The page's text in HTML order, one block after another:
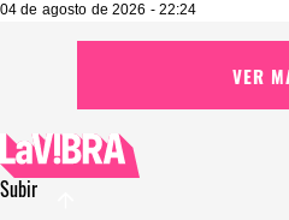
04 de agosto de 2026 - 22:24
VER
Subir